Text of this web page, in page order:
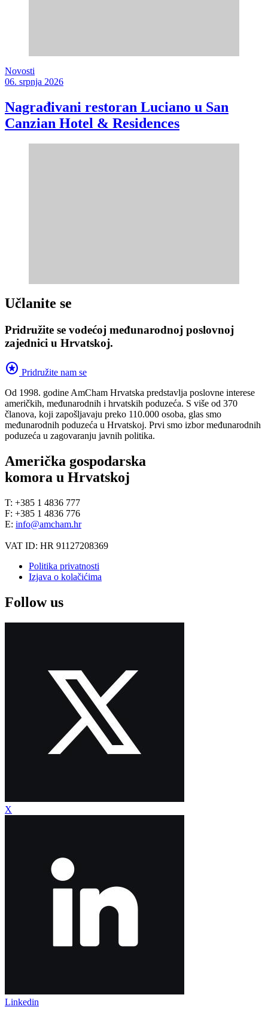
Novosti
06. srpnja 2026
Nagrađivani restoran Luciano u San
Canzian Hotel & Residences
Učlanite se
Pridružite se vodećoj međunarodnoj poslovnoj
zajednici u Hrvatskoj.
stars Pridružite nam se
Od 1998. godine AmCham Hrvatska predstavlja poslovne interese
američkih, međunarodnih i hrvatskih poduzeća. S više od 370
članova, koji zapošljavaju preko 110.000 osoba, glas smo
međunarodnih poduzeća u Hrvatskoj. Prvi smo izbor međunarodnih
poduzeća u zagovaranju javnih politika.
Američka gospodarska
komora u Hrvatskoj
T: +385 1 4836 777
F: +385 1 4836 776
E: info@amcham.hr
VAT ID: HR 91127208369
Politika privatnosti
Izjava o kolačićima
Follow us
X
Linkedin